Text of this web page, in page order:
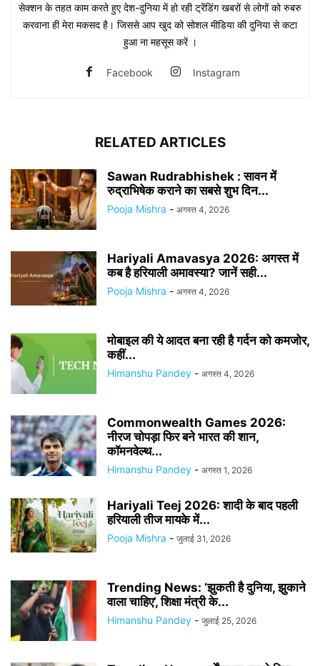
सेक्शन के तहत काम करते हुए देश-दुनिया में हो रही ट्रेंडिंग खबरों से लोगों को रुबरु
करवाना ही मेरा मकसद है। जिससे आप खुद को सोशल मीडिया की दुनिया से कटा
हुआ ना महसूस करें ।
Facebook Instagram
RELATED ARTICLES
Sawan Rudrabhishek : सावन में
रुद्राभिषेक कराने का सबसे शुभ दिन...
Pooja Mishra - अगस्त 4, 2026
Hariyali Amavasya 2026: अगस्त में
कब है हरियाली अमावस्या? जानें सही...
Pooja Mishra - अगस्त 4, 2026
मोबाइल की ये आदत बना रही है गर्दन को कमजोर,
कहीं...
Himanshu Pandey - अगस्त 4, 2026
Commonwealth Games 2026:
नीरज चोपड़ा फिर बने भारत की शान,
कॉमनवेल्थ...
Himanshu Pandey - अगस्त 1, 2026
Hariyali Teej 2026: शादी के बाद पहली
हरियाली तीज मायके में...
Pooja Mishra - जुलाई 31, 2026
Trending News: ‘झुकती है दुनिया, झुकाने
वाला चाहिए’, शिक्षा मंत्री के...
Himanshu Pandey - जुलाई 25, 2026